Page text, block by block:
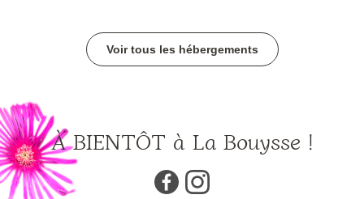
Voir tous les hébergements
À BIENTÔT à La Bouysse !